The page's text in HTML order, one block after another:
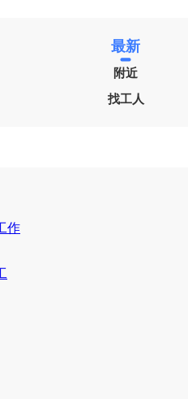
最新
附近
找工人
作